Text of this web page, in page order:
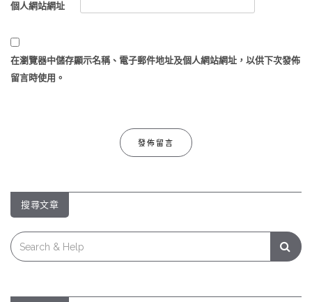
個人網站網址
在瀏覽器中儲存顯示名稱、電子郵件地址及個人網站網址，以供下次發佈
留言時使用。
搜尋文章
Search
for: